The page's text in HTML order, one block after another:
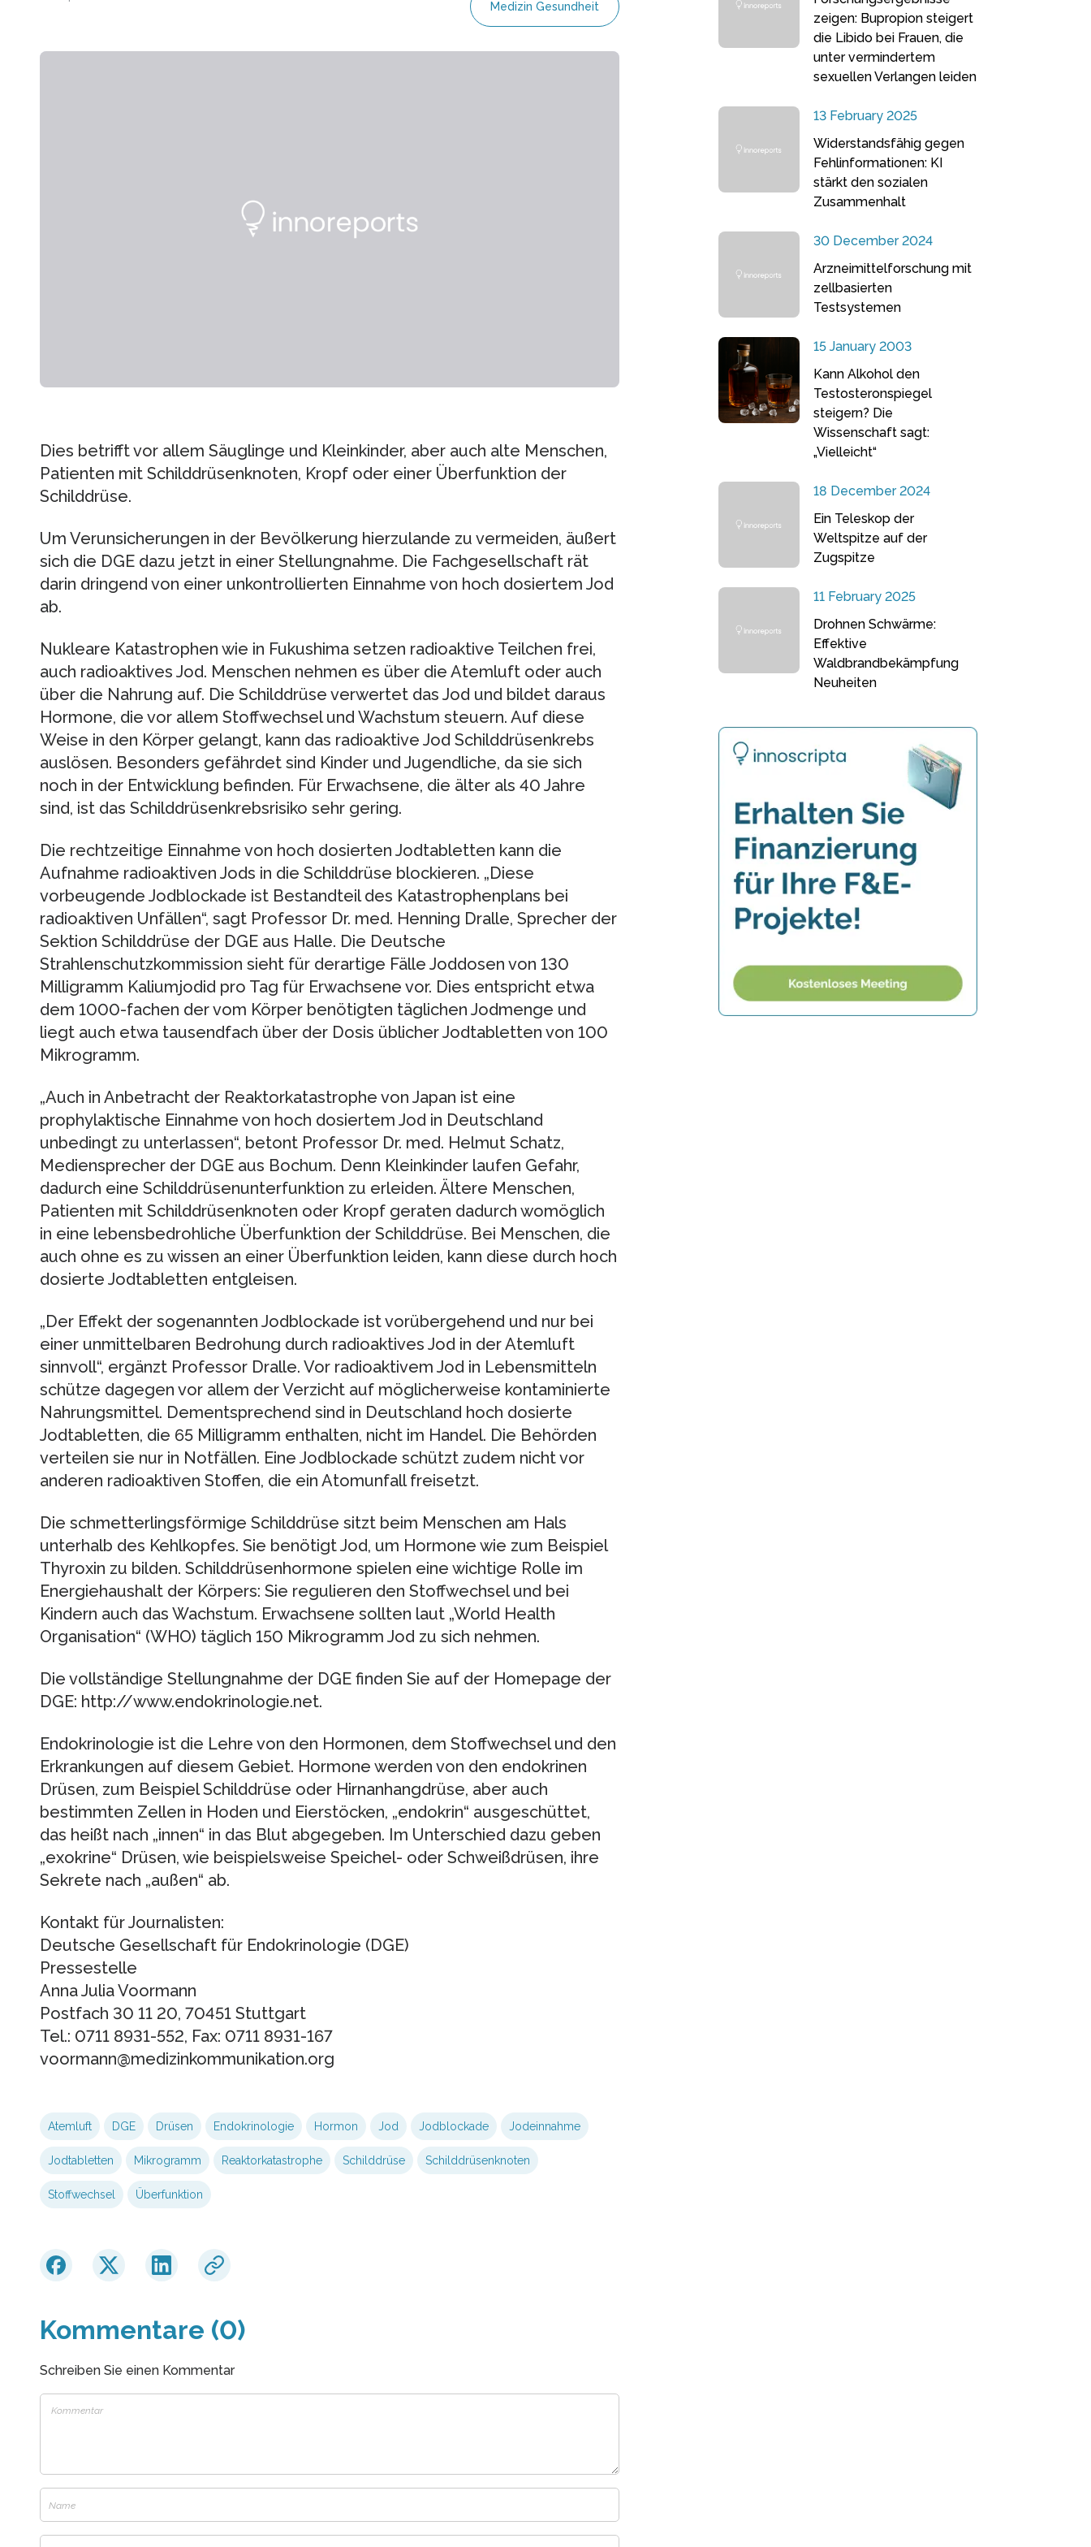
Medizin Gesundheit
Dies betrifft vor allem Säuglinge und Kleinkinder, aber auch alte Menschen,
Patienten mit Schilddrüsenknoten, Kropf oder einer Überfunktion der
Schilddrüse.
Um Verunsicherungen in der Bevölkerung hierzulande zu vermeiden, äußert
sich die DGE dazu jetzt in einer Stellungnahme. Die Fachgesellschaft rät
darin dringend von einer unkontrollierten Einnahme von hoch dosiertem Jod
ab.
Nukleare Katastrophen wie in Fukushima setzen radioaktive Teilchen frei,
auch radioaktives Jod. Menschen nehmen es über die Atemluft oder auch
über die Nahrung auf. Die Schilddrüse verwertet das Jod und bildet daraus
Hormone, die vor allem Stoffwechsel und Wachstum steuern. Auf diese
Weise in den Körper gelangt, kann das radioaktive Jod Schilddrüsenkrebs
auslösen. Besonders gefährdet sind Kinder und Jugendliche, da sie sich
noch in der Entwicklung befinden. Für Erwachsene, die älter als 40 Jahre
sind, ist das Schilddrüsenkrebsrisiko sehr gering.
Die rechtzeitige Einnahme von hoch dosierten Jodtabletten kann die
Aufnahme radioaktiven Jods in die Schilddrüse blockieren. „Diese
vorbeugende Jodblockade ist Bestandteil des Katastrophenplans bei
radioaktiven Unfällen“, sagt Professor Dr. med. Henning Dralle, Sprecher der
Sektion Schilddrüse der DGE aus Halle. Die Deutsche
Strahlenschutzkommission sieht für derartige Fälle Joddosen von 130
Milligramm Kaliumjodid pro Tag für Erwachsene vor. Dies entspricht etwa
dem 1000-fachen der vom Körper benötigten täglichen Jodmenge und
liegt auch etwa tausendfach über der Dosis üblicher Jodtabletten von 100
Mikrogramm.
„Auch in Anbetracht der Reaktorkatastrophe von Japan ist eine
prophylaktische Einnahme von hoch dosiertem Jod in Deutschland
unbedingt zu unterlassen“, betont Professor Dr. med. Helmut Schatz,
Mediensprecher der DGE aus Bochum. Denn Kleinkinder laufen Gefahr,
dadurch eine Schilddrüsenunterfunktion zu erleiden. Ältere Menschen,
Patienten mit Schilddrüsenknoten oder Kropf geraten dadurch womöglich
in eine lebensbedrohliche Überfunktion der Schilddrüse. Bei Menschen, die
auch ohne es zu wissen an einer Überfunktion leiden, kann diese durch hoch
dosierte Jodtabletten entgleisen.
„Der Effekt der sogenannten Jodblockade ist vorübergehend und nur bei
einer unmittelbaren Bedrohung durch radioaktives Jod in der Atemluft
sinnvoll“, ergänzt Professor Dralle. Vor radioaktivem Jod in Lebensmitteln
schütze dagegen vor allem der Verzicht auf möglicherweise kontaminierte
Nahrungsmittel. Dementsprechend sind in Deutschland hoch dosierte
Jodtabletten, die 65 Milligramm enthalten, nicht im Handel. Die Behörden
verteilen sie nur in Notfällen. Eine Jodblockade schützt zudem nicht vor
anderen radioaktiven Stoffen, die ein Atomunfall freisetzt.
Die schmetterlingsförmige Schilddrüse sitzt beim Menschen am Hals
unterhalb des Kehlkopfes. Sie benötigt Jod, um Hormone wie zum Beispiel
Thyroxin zu bilden. Schilddrüsenhormone spielen eine wichtige Rolle im
Energiehaushalt der Körpers: Sie regulieren den Stoffwechsel und bei
Kindern auch das Wachstum. Erwachsene sollten laut „World Health
Organisation“ (WHO) täglich 150 Mikrogramm Jod zu sich nehmen.
Die vollständige Stellungnahme der DGE finden Sie auf der Homepage der
DGE: http://www.endokrinologie.net.
Endokrinologie ist die Lehre von den Hormonen, dem Stoffwechsel und den
Erkrankungen auf diesem Gebiet. Hormone werden von den endokrinen
Drüsen, zum Beispiel Schilddrüse oder Hirnanhangdrüse, aber auch
bestimmten Zellen in Hoden und Eierstöcken, „endokrin“ ausgeschüttet,
das heißt nach „innen“ in das Blut abgegeben. Im Unterschied dazu geben
„exokrine“ Drüsen, wie beispielsweise Speichel- oder Schweißdrüsen, ihre
Sekrete nach „außen“ ab.
Kontakt für Journalisten:
Deutsche Gesellschaft für Endokrinologie (DGE)
Pressestelle
Anna Julia Voormann
Postfach 30 11 20, 70451 Stuttgart
Tel.: 0711 8931-552, Fax: 0711 8931-167
voormann@medizinkommunikation.org
Atemluft DGE Drüsen Endokrinologie Hormon Jod Jodblockade Jodeinnahme
Jodtabletten Mikrogramm Reaktorkatastrophe Schilddrüse Schilddrüsenknoten
Stoffwechsel Überfunktion
Kommentare (0)
Schreiben Sie einen Kommentar
zeigen: Bupropion steigert
die Libido bei Frauen, die
unter vermindertem
sexuellen Verlangen leiden
13 February 2025
Widerstandsfähig gegen
Fehlinformationen: KI
stärkt den sozialen
Zusammenhalt
30 December 2024
Arzneimittelforschung mit
zellbasierten
Testsystemen
15 January 2003
Kann Alkohol den
Testosteronspiegel
steigern? Die
Wissenschaft sagt:
„Vielleicht“
18 December 2024
Ein Teleskop der
Weltspitze auf der
Zugspitze
11 February 2025
Drohnen Schwärme:
Effektive
Waldbrandbekämpfung
Neuheiten